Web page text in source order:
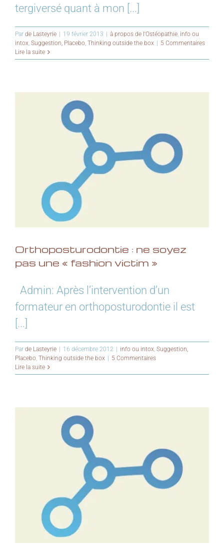
tergiversé quant à mon [...]
Par de Lasteyrie | 19 février 2013 | à propos de l'Ostéopathie info ou
intox Suggestion, Placebo Thinking outside the box | 5 Commentaires
Lire la suite
Orthoposturodontie : ne soyez
pas une « fashion victim »
Admin: Après l’intervention d’un
formateur en orthoposturodontie il est
[...]
Par de Lasteyrie 16 décembre 2012 info ou intox, Suggestion,
Placebo, Thinking outside the box
5 Commentaires
Lire la suite